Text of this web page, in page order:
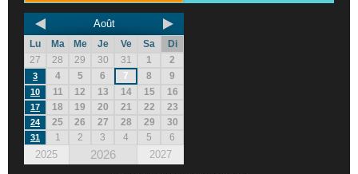
Août
Lu Ma Me Je Ve Sa
Di
27
28 29 30 31 1 2
3 4 5 6 7 8 9
10 11 12 13 14 15 16
17 18 19 20 21 22 23
24 25 26 27 28 29 30
31 1 2 3 4 5 6
2025 2026 2027